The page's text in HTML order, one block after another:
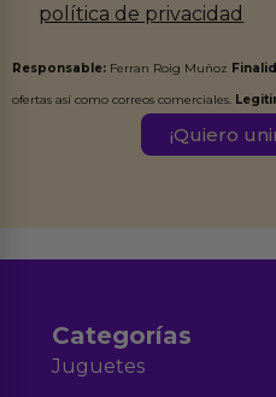
política de privacidad
Responsable: Ferran Roig Muñoz
ofertas así como correos comerciales.
Destinatarios:Ferran
Categorías
Juguetes